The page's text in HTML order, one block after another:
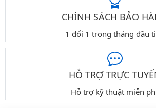
CHÍNH SÁCH BẢO
1 đổi 1 trong tháng đầu
HỖ TRỢ TRỰC
Hỗ trợ kỹ thuật miễn